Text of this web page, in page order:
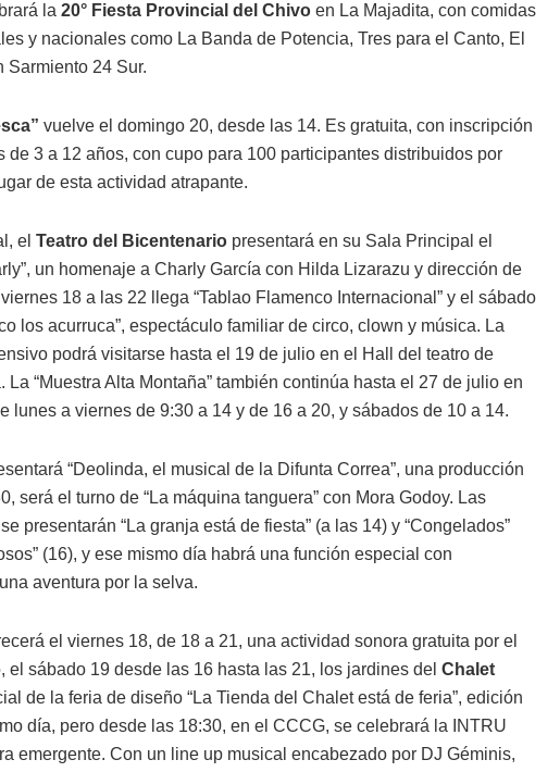
la 20° Fiesta Provincial del Chivo en La Majadita, con comidas
y nacionales como La Banda de Potencia, Tres para el Canto, El
Sarmiento 24 Sur.
vuelve el domingo 20, desde las 14. Es gratuita, con inscripción
3 a 12 años, con cupo para 100 participantes distribuidos por
de esta actividad atrapante.
el Teatro del Bicentenario presentará en su Sala Principal el
un homenaje a Charly García con Hilda Lizarazu y dirección de
18 a las 22 llega “Tablao Flamenco Internacional” y el sábado
los acurruca”, espectáculo familiar de circo, clown y música. La
podrá visitarse hasta el 19 de julio en el Hall del teatro de
La “Muestra Alta Montaña” también continúa hasta el 27 de julio en
lunes a viernes de 9:30 a 14 y de 16 a 20, y sábados de 10 a 14.
“Deolinda, el musical de la Difunta Correa”, una producción
será el turno de “La máquina tanguera” con Mora Godoy. Las
presentarán “La granja está de fiesta” (a las 14) y “Congelados”
(16), y ese mismo día habrá una función especial con
aventura por la selva.
el viernes 18, de 18 a 21, una actividad sonora gratuita por el
el sábado 19 desde las 16 hasta las 21, los jardines del Chalet
de la feria de diseño “La Tienda del Chalet está de feria”, edición
día, pero desde las 18:30, en el CCCG, se celebrará la INTRU
emergente. Con un line up musical encabezado por DJ Géminis,